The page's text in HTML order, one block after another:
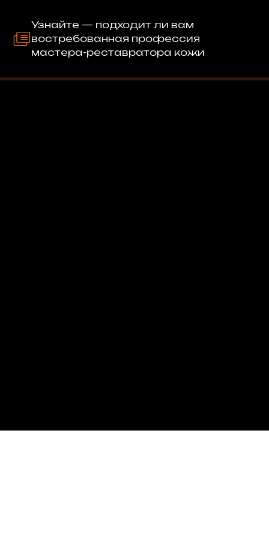
Узнайте — подходит ли вам
востребованная профессия
мастера-реставратора кожи